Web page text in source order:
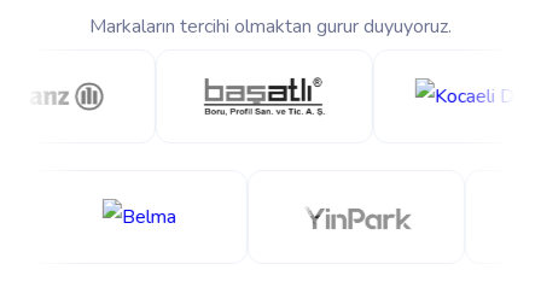
Markaların tercihi olmaktan gurur duyuyoruz.